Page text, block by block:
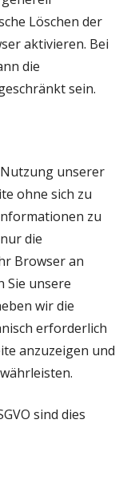
Löschen der
aktivieren. Bei
die
sein.
unserer
ohne sich zu
zu
die
Browser an
Sie unsere
wir die
erforderlich
anzuzeigen und
sind dies